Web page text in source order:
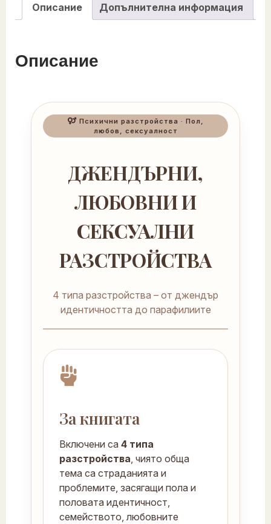
Описание Допълнителна информация
Описание
Психични разстройства · Пол,
любов, сексуалност
ДЖЕНДЪРНИ,
ЛЮБОВНИ И
СЕКСУАЛНИ
РАЗСТРОЙСТВА
4 типа разстройства – от джендър
идентичността до парафилиите
За книгата
Включени са 4 типа
разстройства, чиято обща
тема са страданията и
проблемите, засягащи пола и
половата идентичност,
семейството, любовните